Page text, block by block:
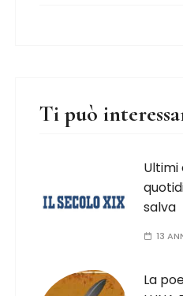
Ti può
Ultimi
salva
13
La